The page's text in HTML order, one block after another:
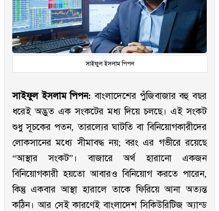
সাইফুল ইসলাম পিপন
সাইফুল ইসলাম পিপন: বাংলাদেশের পুঁজিবাজার বহু বছর
ধরেই অদ্ভুত এক সংকটের মধ্য দিয়ে চলছে। এই সংকট
শুধু সূচকের পতন, তারল্যের ঘাটতি বা বিনিয়োগকারীদের
লোকসানের মধ্যে সীমাবদ্ধ নয়; বরং এর গভীরে রয়েছে
“আস্থার সংকট”। বাজারে অর্থ হারানো একজন
বিনিয়োগকারী হয়তো আবারও বিনিয়োগ করতে পারেন,
কিন্তু একবার আস্থা হারালে তাকে ফিরিয়ে আনা অত্যন্ত
কঠিন। আর সেই কারণেই বাংলাদেশ সিকিউরিটিজ অ্যান্ড